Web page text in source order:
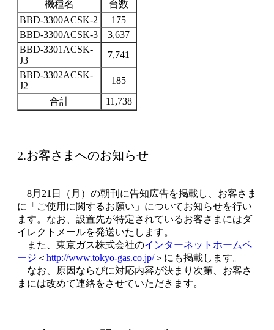
機種名
台数
BBD-3300ACSK-2
175
BBD-3300ACSK-3
3,637
BBD-3301ACSK-
J3
7,741
BBD-3302ACSK-
J2
185
合計
11,738
2.お客さまへのお知らせ
8月21日（月）の朝刊に告知広告を掲載し、お客さま
に「ご使用に関するお願い」についてお知らせを行い
ます。なお、設置先が特定されているお客さまにはダ
イレクトメールを発送いたします。
また、東京ガス株式会社のインターネットホームペ
ージ ＜ http://www.tokyo-gas.co.jp/＞にも掲載します。
なお、原因ならびに対応内容が決まり次第、お客さ
まには改めて連絡をさせていただきます。